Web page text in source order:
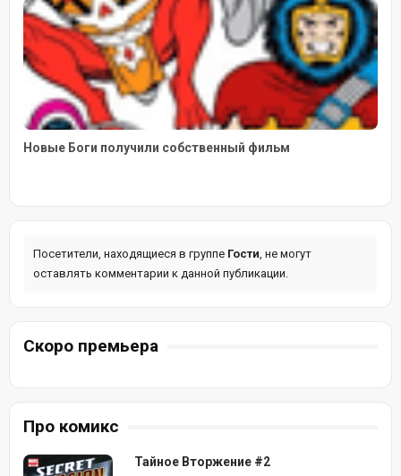
Новые Боги получили собственный фильм
Посетители, находящиеся в группе Гости , не могут
оставлять комментарии к данной публикации.
Скоро премьера
Про комикс
Тайное Вторжение #2